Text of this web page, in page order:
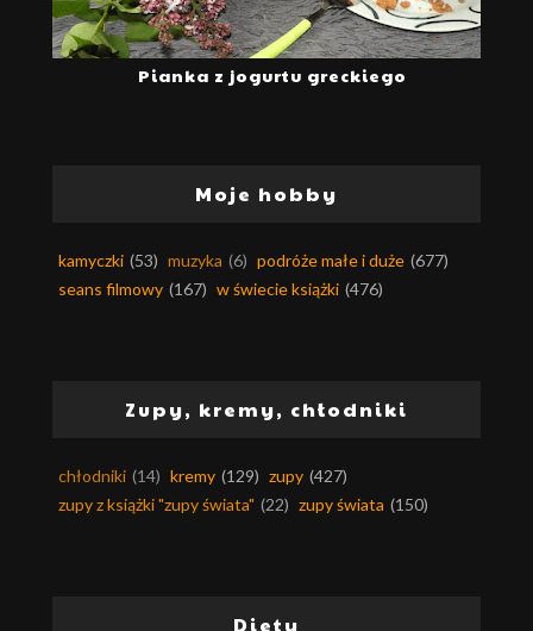
Pianka z jogurtu greckiego
Moje hobby
kamyczki (53) muzyka (6) podróże małe i duże (677)
seans filmowy (167) w świecie książki (476)
Zupy, kremy, chłodniki
chłodniki (14) kremy (129) zupy (427)
zupy z książki "zupy świata" (22) zupy świata (150)
Diety